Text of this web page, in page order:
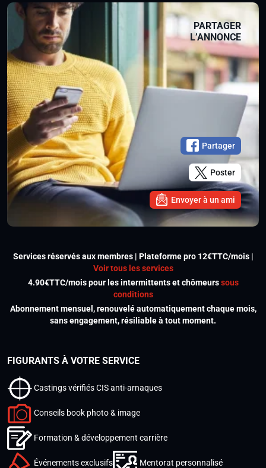
PARTAGER
L’ANNONCE
Partager
Poster
Envoyer à un ami
Services réservés aux membres | Plateforme pro 12€TTC/mois |
Voir tous les services
4.90€TTC/mois pour les intermittents et chômeurssous
conditions
Abonnement mensuel, renouvelé automatiquement chaque mois,
sans engagement, résiliable à tout moment.
FIGURANTS À VOTRE SERVICE
Castings vérifiés CIS anti-arnaques
Conseils book photo & image
Formation & développement carrière
Événements exclusifs Mentorat personnalisé